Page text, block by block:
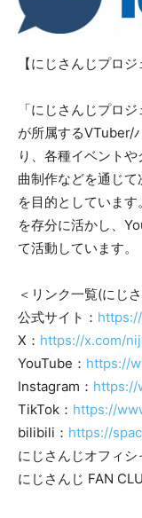
【にじさんじプロ
「にじさんじプロ
が所属するVTuber/
り、各種イベント
曲制作などを通じ
を目的としていま
を存分に活かし、
て活動しています。
＜リンク一覧(にじ
公式サイト：
X： https://x.com/
YouTube： https://
Instagram： https://
TikTok： https://
bilibili： https://
にじさんじオフィシ
にじさんじ FAN